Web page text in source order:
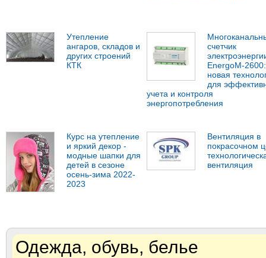
Утепление
ангаров, складов и
других строений
КТК
счетчик
EnergoM-2600:
новая
для
учета и контроля
энергопотребления
Курс на утепление
и яркий декор -
модные шапки для
детей в сезоне
осень-зима 2022-
2023
Вентиляция в
покрасочном
вентиляция
Одежда, обувь, белье